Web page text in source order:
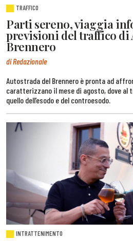
TRAFFICO
Parti sereno, viaggia
previsioni del traffico di
Brennero
di Redazionale
Autostrada del Brennero è pronta ad
caratterizzano il mese di agosto, dove al
quello dell’esodo e del controesodo.
INTRATTENIMENTO